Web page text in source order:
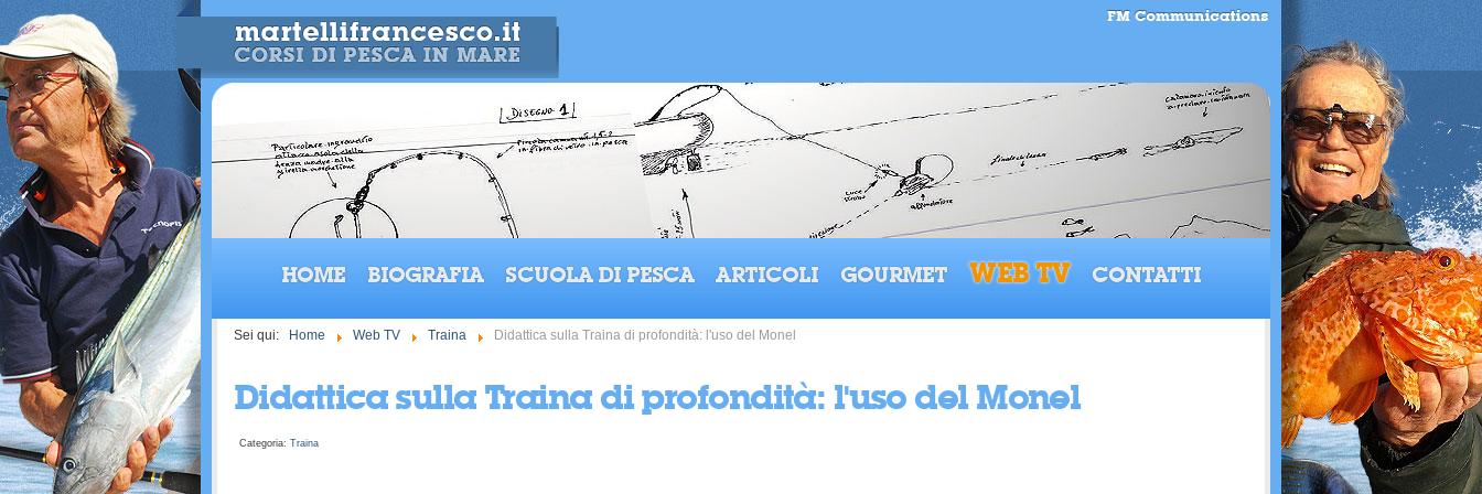
HOME BIOGRAFIA SCUOLA DI PESCA ARTICOLI GOURMET WEB TV CONTATTI
Sei qui: Home Web TV Traina Didattica sulla Traina di profondità: l'uso del Monel
Didattica sulla Traina di profondità: l'uso del Monel
Categoria: Traina